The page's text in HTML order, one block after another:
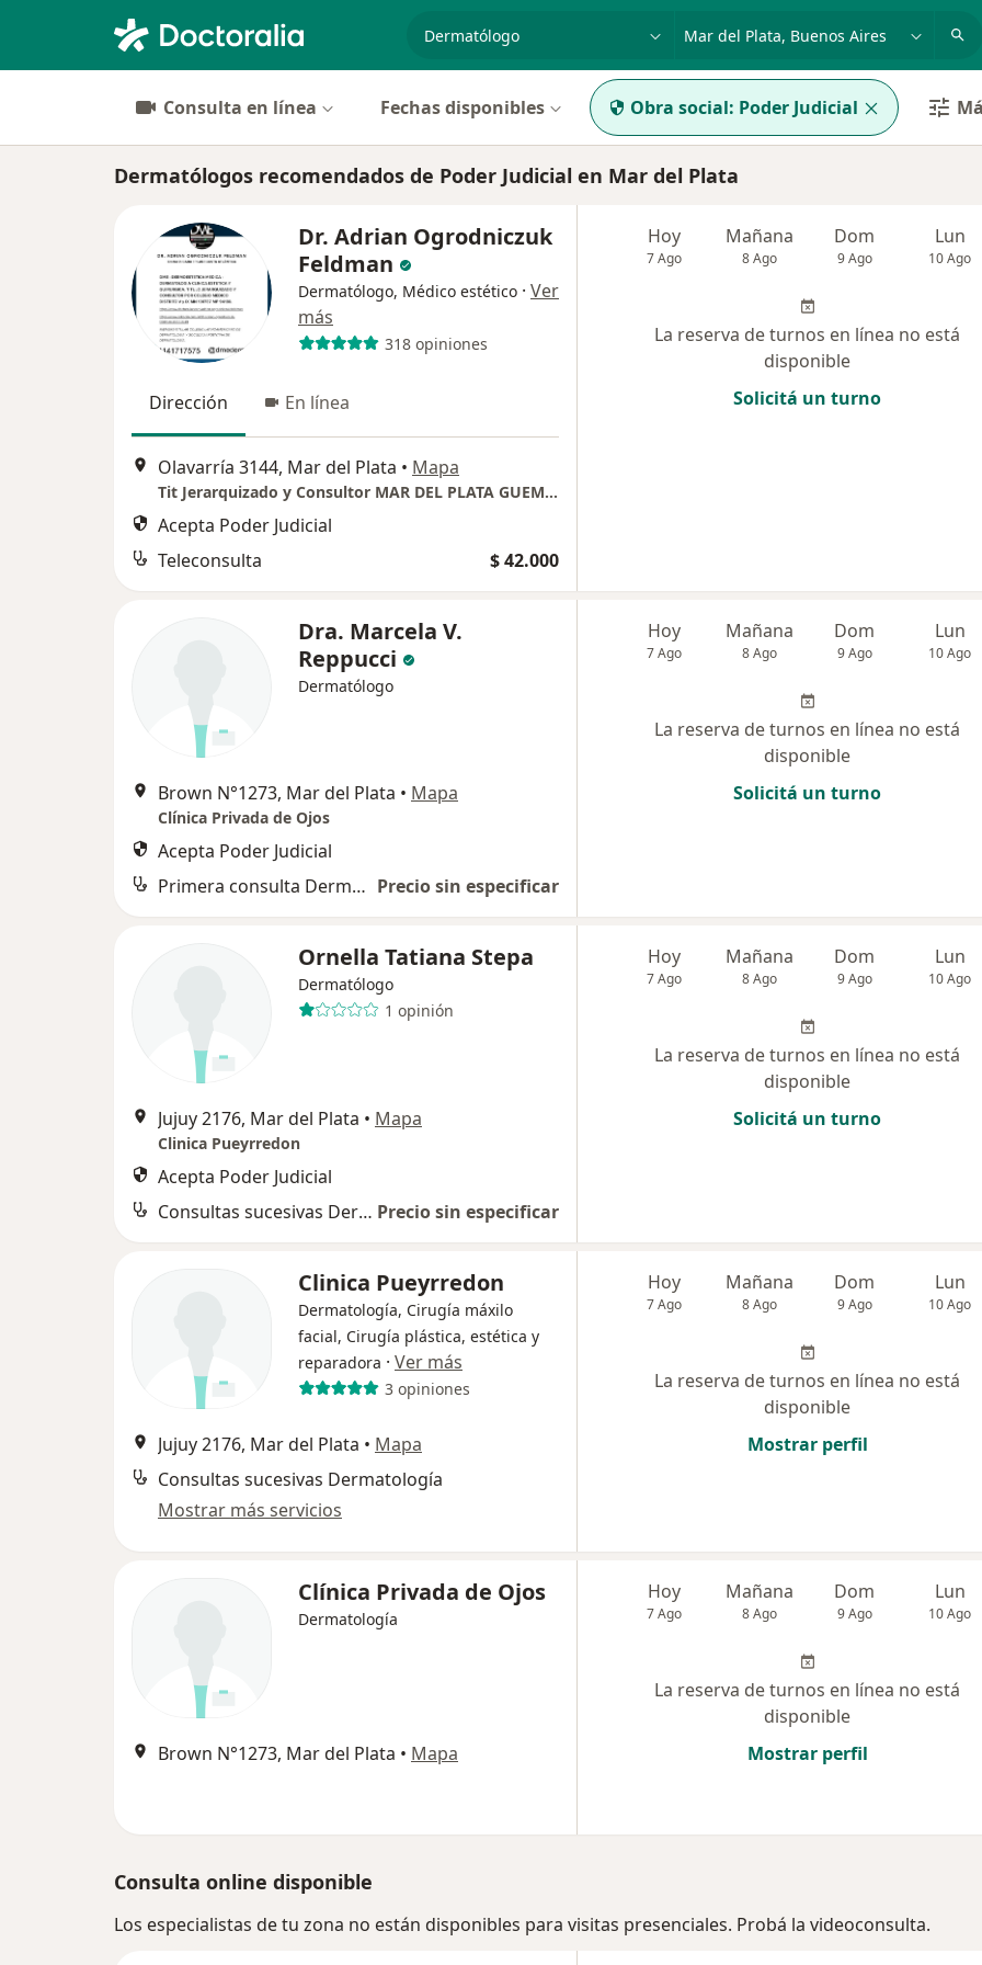
especialidad, enfermedad o nombre
Consulta en línea Fechas disponibles Obra social: Poder Judicial
Dermatólogos recomendados de Poder Judicial en Mar del Plata
Dr. Adrian Ogrodniczuk
Feldman
Dermatólogo, Médico estético · Ver
más
318 opiniones
Dirección En línea
Olavarría 3144, Mar del Plata • Mapa
Tit Jerarquizado y Consultor MAR DEL PLATA GUEMES - ALDREY - OLAVARRIA 3144 e/ Avellaneda y San Lorenzo
Acepta Poder Judicial
Teleconsulta
$ 42.000
Hoy
7 Ago
Mañana
8 Ago
Dom
9 Ago
Lun
10 Ago
La reserva de turnos en línea no está
disponible
Solicitá un turno
Dra. Marcela V.
Reppucci
Dermatólogo
Brown N°1273, Mar del Plata • Mapa
Clínica Privada de Ojos
Acepta Poder Judicial
Primera consulta Dermatología Precio sin especificar
Hoy
7 Ago
Mañana
8 Ago
Dom
9 Ago
Lun
10 Ago
La reserva de turnos en línea no está
disponible
Solicitá un turno
Ornella Tatiana Stepa
Dermatólogo
1 opinión
Jujuy 2176, Mar del Plata • Mapa
Clinica Pueyrredon
Acepta Poder Judicial
Consultas sucesivas Dermatología Precio sin especificar
Hoy
7 Ago
Mañana
8 Ago
Dom
9 Ago
Lun
10 Ago
La reserva de turnos en línea no está
disponible
Solicitá un turno
Clinica Pueyrredon
Dermatología, Cirugía máxilo
facial, Cirugía plástica, estética y
reparadora · Ver más
3 opiniones
Jujuy 2176, Mar del Plata • Mapa
Consultas sucesivas Dermatología
Mostrar más servicios
Hoy
7 Ago
Mañana
8 Ago
Dom
9 Ago
Lun
10 Ago
La reserva de turnos en línea no está
disponible
Mostrar perfil
Clínica Privada de Ojos
Dermatología
Brown N°1273, Mar del Plata • Mapa
Hoy
7 Ago
Mañana
8 Ago
Dom
9 Ago
Lun
10 Ago
La reserva de turnos en línea no está
disponible
Mostrar perfil
Consulta online disponible
Los especialistas de tu zona no están disponibles para visitas presenciales. Probá la videoconsulta.